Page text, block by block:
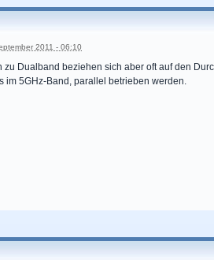
2011 - 06:10
zu Dualband beziehen sich aber oft auf den
im 5GHz-Band, parallel betrieben werden.